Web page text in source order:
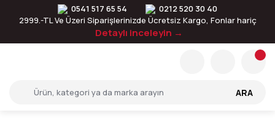
0541 517 65 54
0212 520 30 40
2999.-TL Ve Üzeri Siparişlerinizde Ücretsiz Kargo, Fonlar hariç
Detaylı inceleyin →
ARA